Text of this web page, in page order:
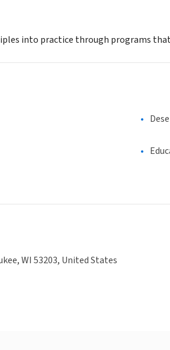
into practice through programs
WI 53203, United States